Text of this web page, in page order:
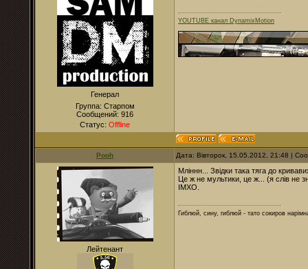
Генерал
Группа: Старпом
Сообщений: 916
Статус: Offline
YOUTUBE канал DynamixMotion
Pooh Дата: Вівторок, 15.05.2012, 21:48 |
Лейтенант
Мліннн... Звідки така тяга до
Це ж не мультики, це ж... (я слів не
ІМХО.
Гиблюй, сину, гиблюй - тато сокиров